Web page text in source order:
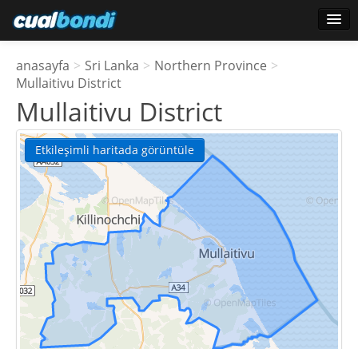
Yıldız kullanıcılar
Anket
anasayfa > Sri Lanka > Northern Province >
Mullaitivu District
Mullaitivu District
Etkileşimli haritada görüntüle